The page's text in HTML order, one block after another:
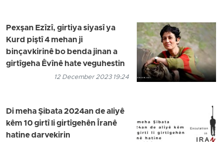
Pexşan Ezîzî, girtiya siyasî ya
Kurd piştî 4 mehan ji
binçavkirinê bo benda jinan a
girtîgeha Êvînê hate veguhestin
12 December 2023 19:24
Di meha Şibata 2024an de aliyê
kêm 10 girtî li girtîgehên Îranê
hatine darvekirin